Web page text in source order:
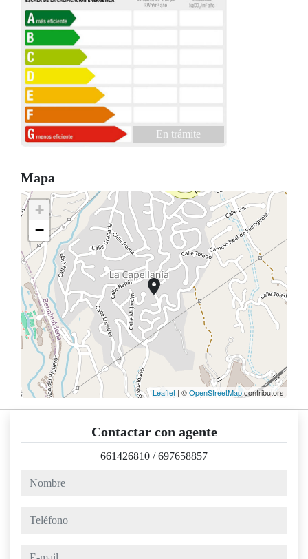
En trámite
Mapa
+
−
Leaflet | ©OpenStreetMapcontributors
Contactar con agente
661426810 /697658857
nombre
teléfono
e-mail